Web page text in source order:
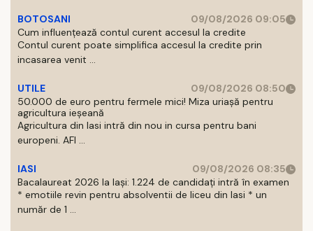
BOTOSANI
09/08/2026 09:05
Cum influențează contul curent accesul la credite
Contul curent poate simplifica accesul la credite prin
incasarea venit ...
UTILE
09/08/2026 08:50
50.000 de euro pentru fermele mici! Miza uriașă pentru
agricultura ieșeană
Agricultura din Iasi intră din nou in cursa pentru bani
europeni. AFI ...
IASI
09/08/2026 08:35
Bacalaureat 2026 la Iași: 1.224 de candidați intră în examen
* emotiile revin pentru absolventii de liceu din Iasi * un
număr de 1 ...